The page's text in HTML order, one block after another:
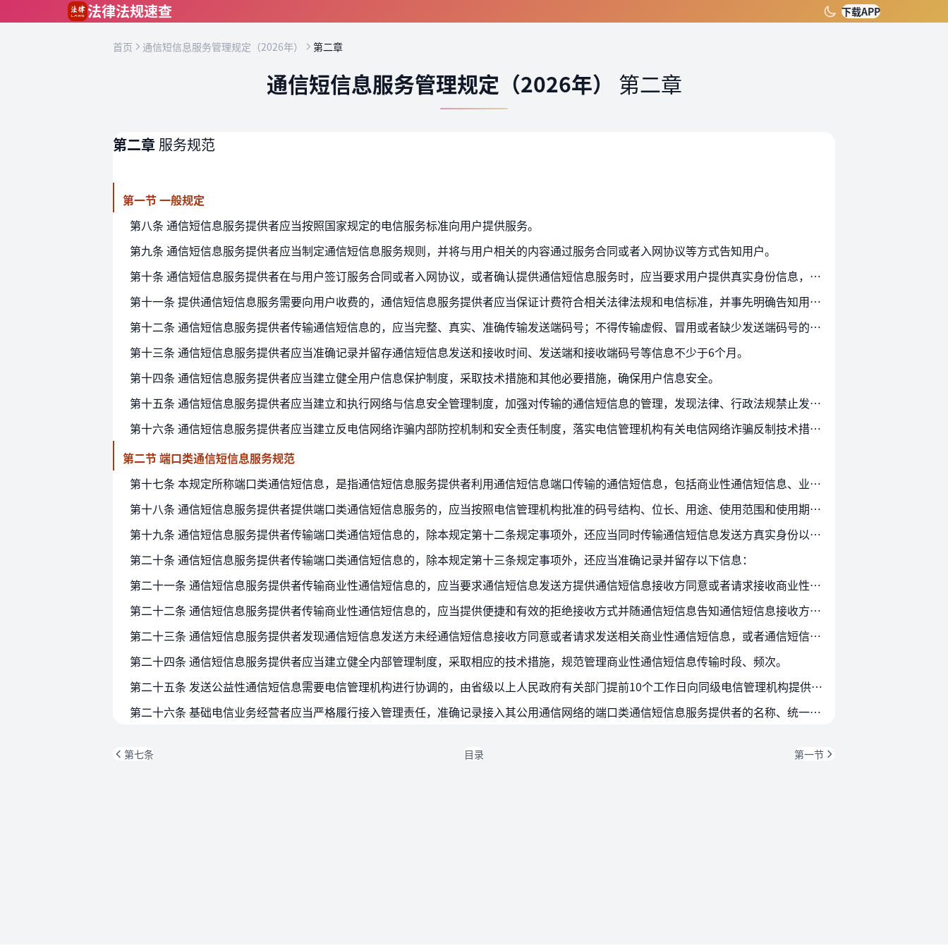
法律法规速查 下载APP
首页 通信短信息服务管理规定（2026年） 第二章
通信短信息服务管理规定（2026年） 第二章
第二章 服务规范
第一节 一般规定
第八条 通信短信息服务提供者应当按照国家规定的电信服务标准向用户提供服务。
第九条 通信短信息服务提供者应当制定通信短信息服务规则，并将与用户相关的内容通过服务合同或者入网协议等方式告知用户。
第十条 通信短信息服务提供者在与用户签订服务合同或者入网协议，或者确认提供通信短信息服务时，应当要求用户提供真实身份信息，并进行查验。用户不提供真实身份信息的，通信短信…
第十一条 提供通信短信息服务需要向用户收费的，通信短信息服务提供者应当保证计费符合相关法律法规和电信标准，并事先明确告知用户服务内容、资费标准和收费方式等信息。
第十二条 通信短信息服务提供者传输通信短信息的，应当完整、真实、准确传输发送端码号；不得传输虚假、冒用或者缺少发送端码号的通信短信息。
第十三条 通信短信息服务提供者应当准确记录并留存通信短信息发送和接收时间、发送端和接收端码号等信息不少于6个月。
第十四条 通信短信息服务提供者应当建立健全用户信息保护制度，采取技术措施和其他必要措施，确保用户信息安全。
第十五条 通信短信息服务提供者应当建立和执行网络与信息安全管理制度，加强对传输的通信短信息的管理，发现法律、行政法规禁止发送或者传输的通信短信息的，应当立即停止传输，采取…
第十六条 通信短信息服务提供者应当建立反电信网络诈骗内部防控机制和安全责任制度，落实电信管理机构有关电信网络诈骗反制技术措施建设要求，加强新业务涉诈风险安全评估，履行反电…
第二节 端口类通信短信息服务规范
第十七条 本规定所称端口类通信短信息，是指通信短信息服务提供者利用通信短信息端口传输的通信短信息，包括商业性通信短信息、业务管理和服务性通信短信息，以及公益性通信短信息等…
第十八条 通信短信息服务提供者提供端口类通信短信息服务的，应当按照电信管理机构批准的码号结构、位长、用途、使用范围和使用期限等使用端口码号。
第十九条 通信短信息服务提供者传输端口类通信短信息的，除本规定第十二条规定事项外，还应当同时传输通信短信息发送方真实身份以及法律法规规定的其他信息，并能够实现有效追溯。
第二十条 通信短信息服务提供者传输端口类通信短信息的，除本规定第十三条规定事项外，还应当准确记录并留存以下信息：
第二十一条 通信短信息服务提供者传输商业性通信短信息的，应当要求通信短信息发送方提供通信短信息接收方同意或者请求接收商业性通信短信息的承诺或者证明材料。通信短信息发送方对提…
第二十二条 通信短信息服务提供者传输商业性通信短信息的，应当提供便捷和有效的拒绝接收方式并随通信短信息告知通信短信息接收方；不得以任何方式对通信短信息接收方拒绝接收商业性通…
第二十三条 通信短信息服务提供者发现通信短信息发送方未经通信短信息接收方同意或者请求发送相关商业性通信短信息，或者通信短信息接收方明确提出拒绝接收相关商业性通信短信息的，通…
第二十四条 通信短信息服务提供者应当建立健全内部管理制度，采取相应的技术措施，规范管理商业性通信短信息传输时段、频次。
第二十五条 发送公益性通信短信息需要电信管理机构进行协调的，由省级以上人民政府有关部门提前10个工作日向同级电信管理机构提供通信短信息发送时间、发送内容、发送范围以及发送机…
第二十六条 基础电信业务经营者应当严格履行接入管理责任，准确记录接入其公用通信网络的端口类通信短信息服务提供者的名称、统一社会信用代码、联系方式，以及依法取得的端口码号及其…
第七条 目录 第一节